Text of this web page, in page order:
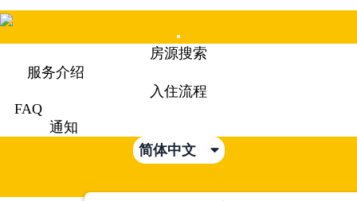
Mobile
Menu
房源搜索
服务介绍
入住流程
FAQ
通知
简体中文